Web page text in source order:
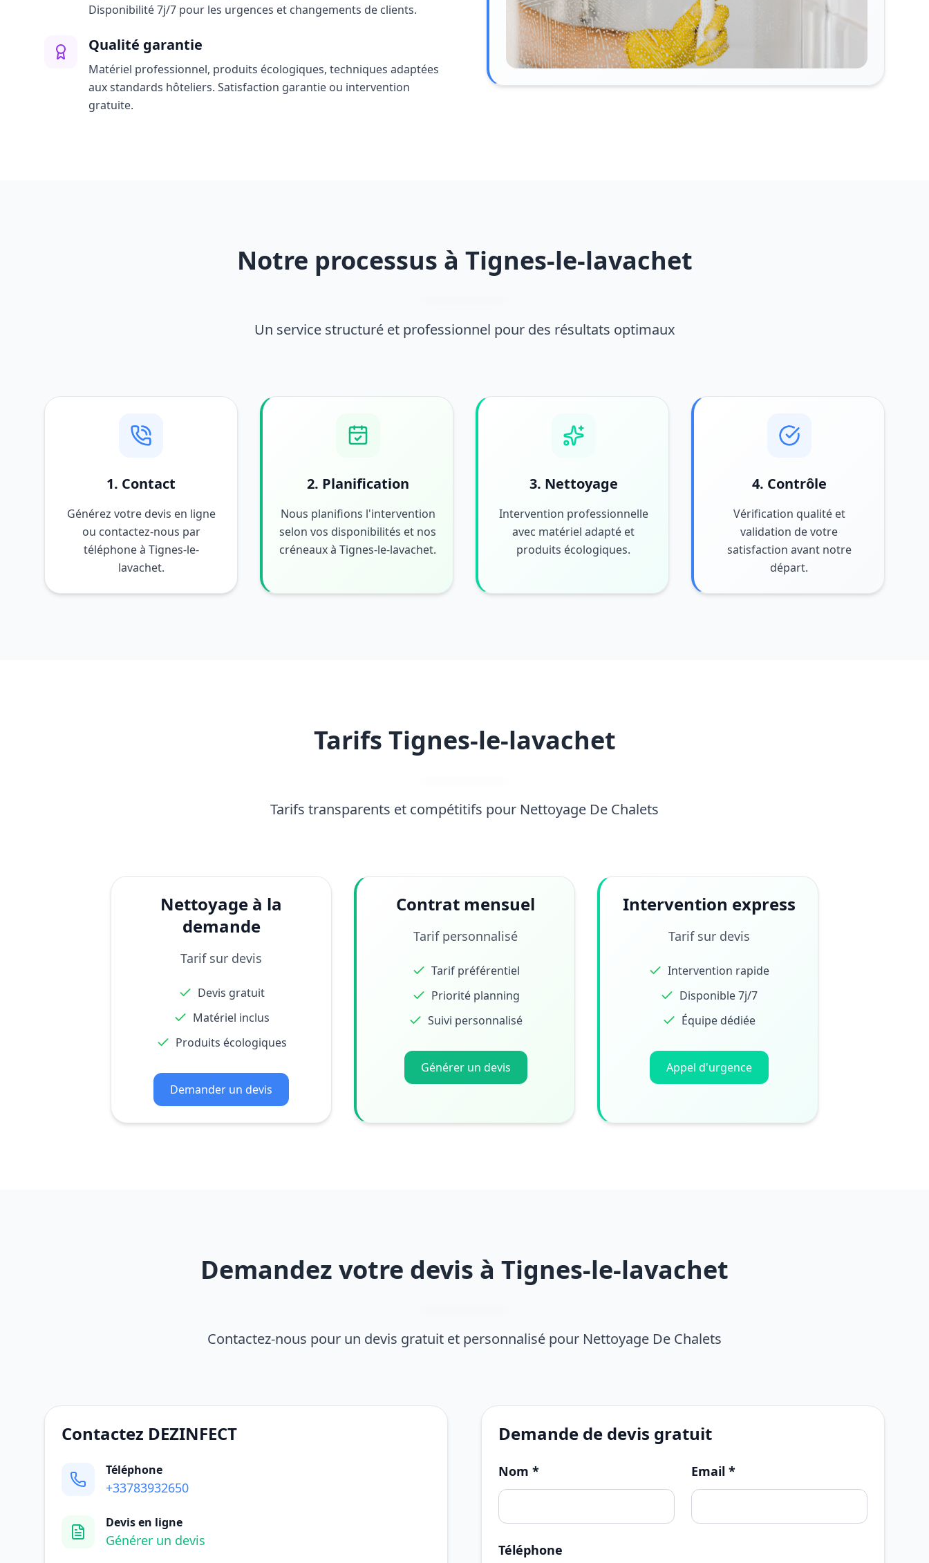
Disponibilité 7j/7 pour les urgences et changements de clients.
Qualité garantie
Matériel professionnel, produits écologiques, techniques adaptées
aux standards hôteliers. Satisfaction garantie ou intervention
gratuite.
Notre processus à Tignes-le-lavachet
Un service structuré et professionnel pour des résultats optimaux
1. Contact
Générez votre devis en ligne
ou contactez-nous par
téléphone à Tignes-le-
lavachet.
2. Planification
Nous planifions l'intervention
selon vos disponibilités et nos
créneaux à Tignes-le-lavachet.
3. Nettoyage
Intervention professionnelle
avec matériel adapté et
produits écologiques.
4. Contrôle
Vérification qualité et
validation de votre
satisfaction avant notre
départ.
Tarifs Tignes-le-lavachet
Tarifs transparents et compétitifs pour Nettoyage De Chalets
Nettoyage à la
demande
Tarif sur devis
Devis gratuit
Matériel inclus
Produits écologiques
Demander un devis
Contrat mensuel
Tarif personnalisé
Tarif préférentiel
Priorité planning
Suivi personnalisé
Générer un devis
Intervention express
Tarif sur devis
Intervention rapide
Disponible 7j/7
Équipe dédiée
Appel d'urgence
Demandez votre devis à Tignes-le-lavachet
Contactez-nous pour un devis gratuit et personnalisé pour Nettoyage De Chalets
Contactez DEZINFECT
Téléphone
+33783932650
Devis en ligne
Générer un devis
Demande de devis gratuit
Nom * Email *
Téléphone